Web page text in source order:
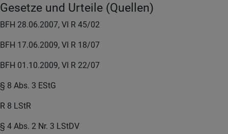
Gesetze und Urteile (Quellen)
BFH 28.06.2007, VI R 45/02
BFH 17.06.2009, VI R 18/07
BFH 01.10.2009, VI R 22/07
§ 8 Abs. 3 EStG
R 8 LStR
§ 4 Abs. 2 Nr. 3 LStDV